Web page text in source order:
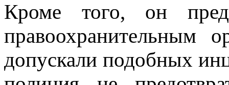
Кроме того, он
правоохранительным
допускали подобных